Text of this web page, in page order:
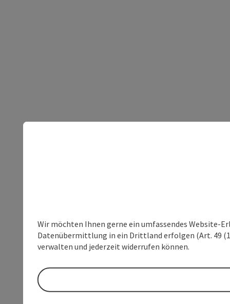
Wir möchten Ihnen gerne ein umfassendes Website-
Datenübermittlung in ein Drittland erfolgen (Art. 49
verwalten und jederzeit widerrufen können.